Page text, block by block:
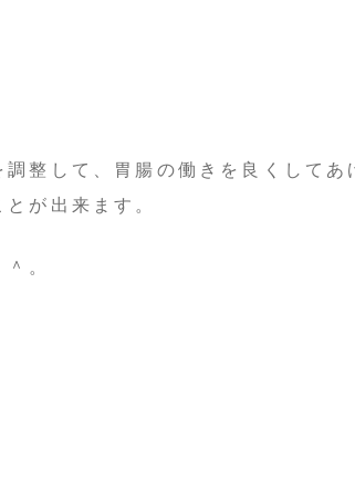
整して、胃腸の働きを良くしてあ
が出来ます。
。